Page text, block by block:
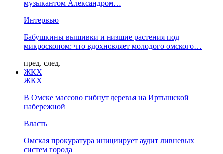
музыкантом Александром…
Интервью
Бабушкины вышивки и низшие растения под
микроскопом: что вдохновляет молодого омского…
пред. след.
ЖКХ
ЖКХ
В Омске массово гибнут деревья на Иртышской
набережной
Власть
Омская прокуратура инициирует аудит ливневых
систем города